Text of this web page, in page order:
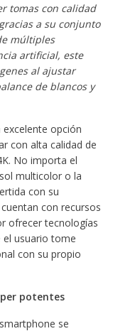
tomas con calidad
a su conjunto
múltiples
artificial, este
al ajustar
de blancos y
excelente opción
con alta calidad de
No importa el
multicolor o la
con su
con recursos
ofrecer tecnologías
el usuario tome
con su propio
potentes
se